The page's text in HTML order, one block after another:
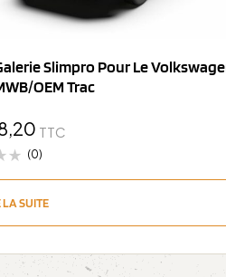
Slimpro Pour Le
OEM Trac
TTC
(0)
LA SUITE